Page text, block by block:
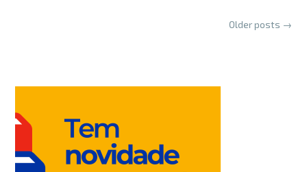
Older posts →